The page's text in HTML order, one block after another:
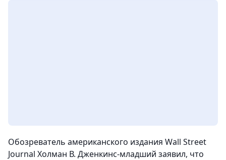
Обозреватель американского издания Wall Street
Journal Холман В. Дженкинс-младший заявил, что